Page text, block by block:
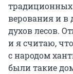
верования и в
духов лесов.
и я считаю,
с народом
были такие